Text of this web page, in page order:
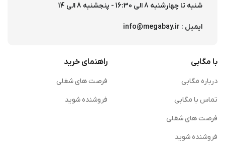
شنبه تا چهارشنبه 8 الی 16:30 - پنجشنبه 8 الی 14
ایمیل : info@megabay.ir
با مگابی
درباره مگابی
تماس با مگابی
فرصت های شغلی
فروشنده شوید
راهنمای خرید
فرصت های شغلی
فروشنده شوید